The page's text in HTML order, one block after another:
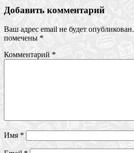
Добавить комментарий
Ваш адрес email не будет опубликован.
помечены*
Комментарий *
Имя *